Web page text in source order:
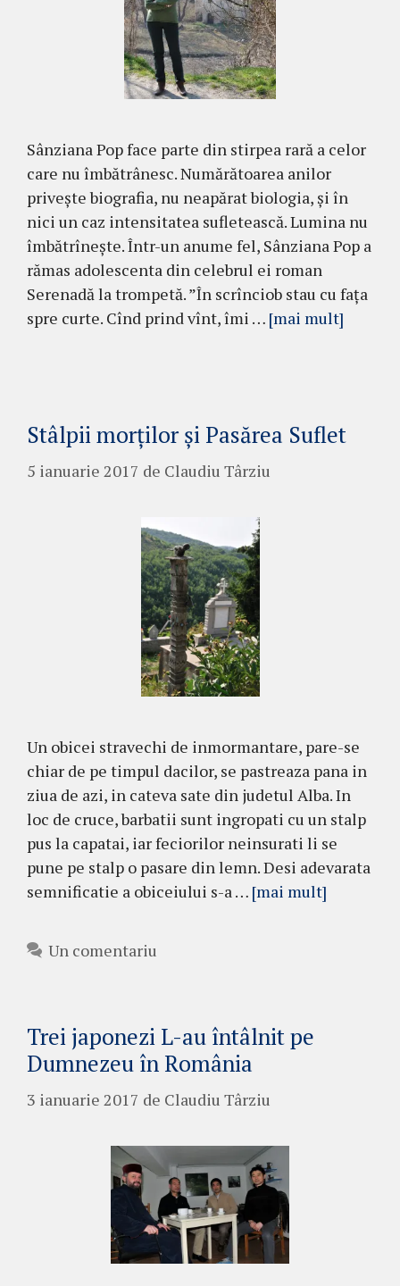
Sânziana Pop face parte din stirpea rară a celor
care nu îmbătrânesc. Numărătoarea anilor
privește biografia, nu neapărat biologia, și în
nici un caz intensitatea sufletească. Lumina nu
îmbătrînește. Într-un anume fel, Sânziana Pop a
rămas adolescenta din celebrul ei roman
Serenadă la trompetă. ”În scrînciob stau cu fața
spre curte. Cînd prind vînt, îmi … [mai mult]
Stâlpii morților și Pasărea Suflet
5 ianuarie 2017 de Claudiu Târziu
Un obicei stravechi de inmormantare, pare-se
chiar de pe timpul dacilor, se pastreaza pana in
ziua de azi, in cateva sate din judetul Alba. In
loc de cruce, barbatii sunt ingropati cu un stalp
pus la capatai, iar feciorilor neinsurati li se
pune pe stalp o pasare din lemn. Desi adevarata
semnificatie a obiceiului s-a … [mai mult]
Un comentariu
Trei japonezi L-au întâlnit pe
Dumnezeu în România
3 ianuarie 2017 de Claudiu Târziu